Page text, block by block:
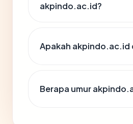
akpindo.ac.id?
Apakah akpindo.ac.id
Berapa umur